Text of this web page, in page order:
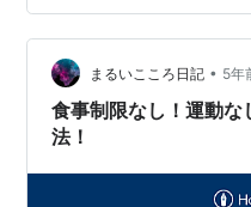
生活をおススメしたいと
縮ですが、わたしは１０
取り入れています。 当初
回のテーマのダイエット
まるいこころ日記 • 5年
食事制限なし！運動な
法！